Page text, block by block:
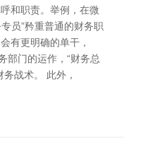
和职责。举例，在微
员”矜重普通的财务职
有更明确的单干，
部门的运作，“财务总
战术。 此外，